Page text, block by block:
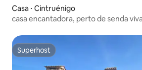
Casa ⋅ Cintruénigo
casa encantadora, perto de senda
Superhost
Superhost